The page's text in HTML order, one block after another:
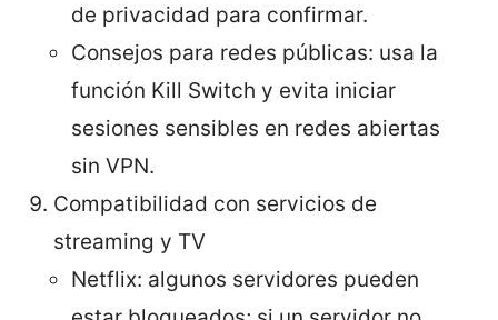
de privacidad para confirmar.
Consejos para redes públicas: usa la
función Kill Switch y evita iniciar
sesiones sensibles en redes abiertas
sin VPN.
Compatibilidad con servicios de
streaming y TV
Netflix: algunos servidores pueden